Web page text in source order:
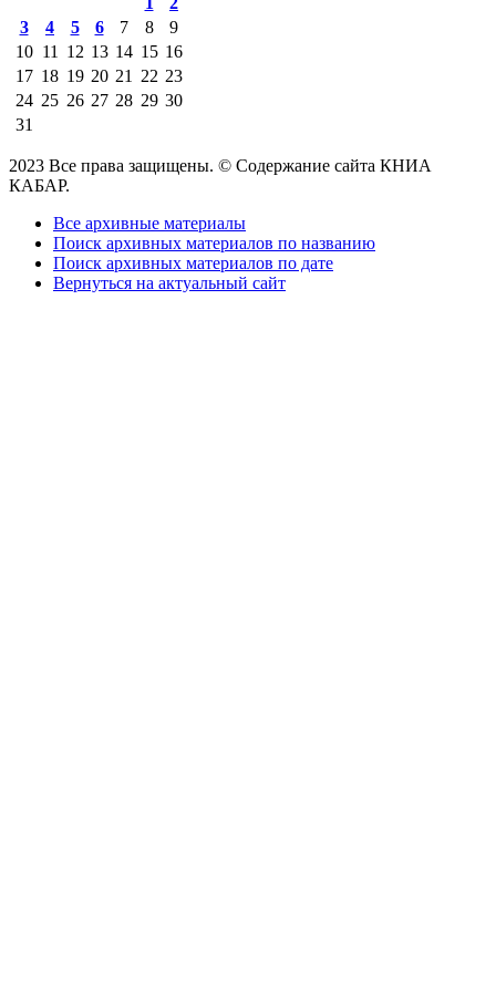
3
4 5 6 7 8
9
10 11 12 13 14 15 16
17 18 19 20 21 22 23
24 25 26 27 28 29 30
31
2023 Все права защищены. © Содержание сайта КНИА
КАБАР.
Все архивные материалы
Поиск архивных материалов по названию
Поиск архивных материалов по дате
Вернуться на актуальный сайт